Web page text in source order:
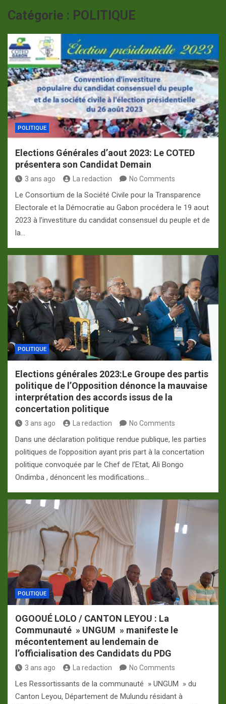
Catégorie : POLITIQUE
POLITIQUE
Elections Générales d’aout 2023: Le COTED
présentera son Candidat Demain
3 ans ago La redaction No Comments
Le Consortium de la Société Civile pour la Transparence
Electorale et la Démocratie au Gabon procédera le 19 aout
2023 à l’investiture du candidat consensuel du peuple et de
la…
POLITIQUE
Elections générales 2023:Le Groupe des partis
politique de l’Opposition dénonce la mauvaise
interprétation des accords issus de la
concertation politique
3 ans ago La redaction No Comments
Dans une déclaration politique rendue publique, les parties
politiques de l’opposition ayant pris part à la concertation
politique convoquée par le Chef de l’Etat, Ali Bongo
Ondimba , dénoncent les modifications…
POLITIQUE
OGOOUÉ LOLO / CANTON LEYOU : La
Communauté » UNGUM » manifeste le
mécontentement au lendemain de
l’officialisation des Candidats du PDG
3 ans ago La redaction No Comments
Les Ressortissants de la communauté » UNGUM » du
Canton Leyou, Département de Mulundu résidant à